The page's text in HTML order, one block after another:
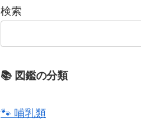
検索
📚 図鑑の分類
🐾 哺乳類